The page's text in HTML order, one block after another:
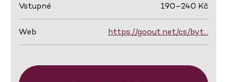
Vstupné 190–240 Kč
Web https://goout.net/cs/byt…